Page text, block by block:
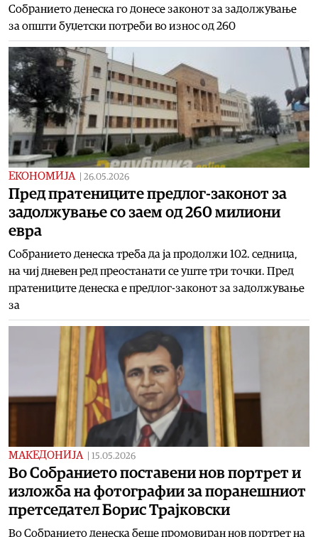
Собранието денеска го донесе законот за задолжување
за општи буџетски потреби во износ од 260
ЕКОНОМИЈА 26.05.2026
Пред пратениците предлог-законот за
задолжување со заем од 260 милиони
евра
Собранието денеска треба да ја продолжи 102. седница,
на чиј дневен ред преостанати се уште три точки. Пред
пратениците денеска е предлог-законот за задолжување
за
МАКЕДОНИЈА 15.05.2026
Во Собранието поставени нов портрет и
изложба на фотографии за поранешниот
претседател Борис Трајковски
Во Собранието денеска беше промовиран нов портрет на